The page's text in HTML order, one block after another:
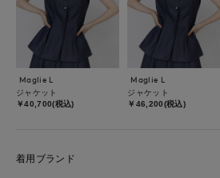
Maglie L
ジャケット
￥40,700(税込)
Maglie L
ジャケット
￥46,200(税込)
着用ブランド